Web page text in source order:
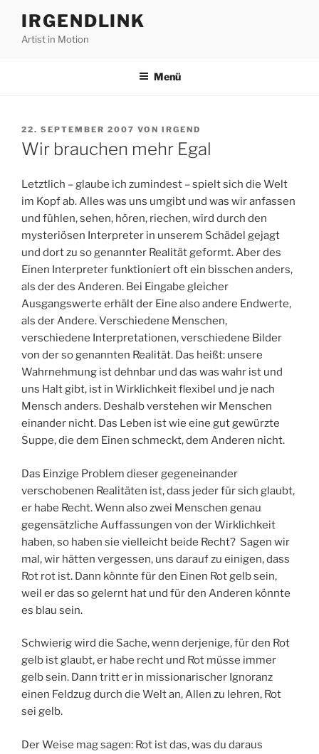
Inhalt
springen
IRGENDLINK
Artist in Motion
Menü
VERÖFFENTLICHT
AM
22. SEPTEMBER 2007 VON IRGEND
Wir brauchen mehr Egal
Letztlich – glaube ich zumindest – spielt sich die Welt
im Kopf ab. Alles was uns umgibt und was wir anfassen
und fühlen, sehen, hören, riechen, wird durch den
mysteriösen Interpreter in unserem Schädel gejagt
und dort zu so genannter Realität geformt. Aber des
Einen Interpreter funktioniert oft ein bisschen anders,
als der des Anderen. Bei Eingabe gleicher
Ausgangswerte erhält der Eine also andere Endwerte,
als der Andere. Verschiedene Menschen,
verschiedene Interpretationen, verschiedene Bilder
von der so genannten Realität. Das heißt: unsere
Wahrnehmung ist dehnbar und das was wahr ist und
uns Halt gibt, ist in Wirklichkeit flexibel und je nach
Mensch anders. Deshalb verstehen wir Menschen
einander nicht. Das Leben ist wie eine gut gewürzte
Suppe, die dem Einen schmeckt, dem Anderen nicht.
Das Einzige Problem dieser gegeneinander
verschobenen Realitäten ist, dass jeder für sich glaubt,
er habe Recht. Wenn also zwei Menschen genau
gegensätzliche Auffassungen von der Wirklichkeit
haben, so haben sie vielleicht beide Recht? Sagen wir
mal, wir hätten vergessen, uns darauf zu einigen, dass
Rot rot ist. Dann könnte für den Einen Rot gelb sein,
weil er das so gelernt hat und für den Anderen könnte
es blau sein.
Schwierig wird die Sache, wenn derjenige, für den Rot
gelb ist glaubt, er habe recht und Rot müsse immer
gelb sein. Dann tritt er in missionarischer Ignoranz
einen Feldzug durch die Welt an, Allen zu lehren, Rot
sei gelb.
Der Weise mag sagen: Rot ist das, was du daraus